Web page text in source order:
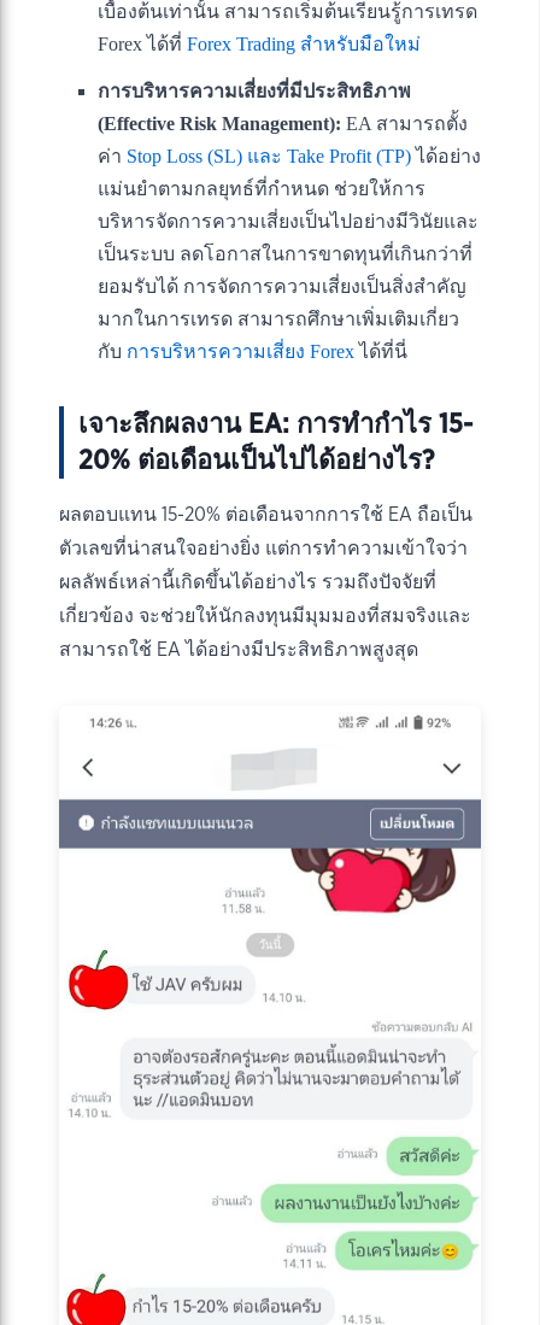
เบื้องต้นเท่านั้น สามารถเริ่มต้นเรียนรู้การเทรด
Forex ได้ที่ Forex Trading สำหรับมือใหม่
การบริหารความเสี่ยงที่มีประสิทธิภาพ
(Effective Risk Management): EA สามารถตั้ง
ค่า Stop Loss (SL) และ Take Profit (TP)ได้อย่าง
แม่นยำตามกลยุทธ์ที่กำหนด ช่วยให้การ
บริหารจัดการความเสี่ยงเป็นไปอย่างมีวินัยและ
เป็นระบบ ลดโอกาสในการขาดทุนที่เกินกว่าที่
ยอมรับได้ การจัดการความเสี่ยงเป็นสิ่งสำคัญ
มากในการเทรด สามารถศึกษาเพิ่มเติมเกี่ยว
กับ การบริหารความเสี่ยง Forexได้ที่นี่
เจาะลึกผลงาน EA: การทำกำไร 15-
20% ต่อเดือนเป็นไปได้อย่างไร?
ผลตอบแทน 15-20% ต่อเดือนจากการใช้ EA ถือเป็น
ตัวเลขที่น่าสนใจอย่างยิ่ง แต่การทำความเข้าใจว่า
ผลลัพธ์เหล่านี้เกิดขึ้นได้อย่างไร รวมถึงปัจจัยที่
เกี่ยวข้อง จะช่วยให้นักลงทุนมีมุมมองที่สมจริงและ
สามารถใช้ EA ได้อย่างมีประสิทธิภาพสูงสุด